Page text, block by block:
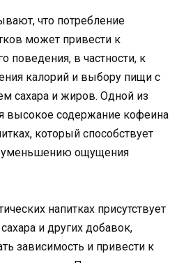
что потребление
может привести к
поведения, в частности, к
калорий и выбору пищи с
сахара и жиров. Одной из
высокое содержание кофеина
который способствует
уменьшению ощущения
напитках присутствует
и других добавок,
зависимость и привести к